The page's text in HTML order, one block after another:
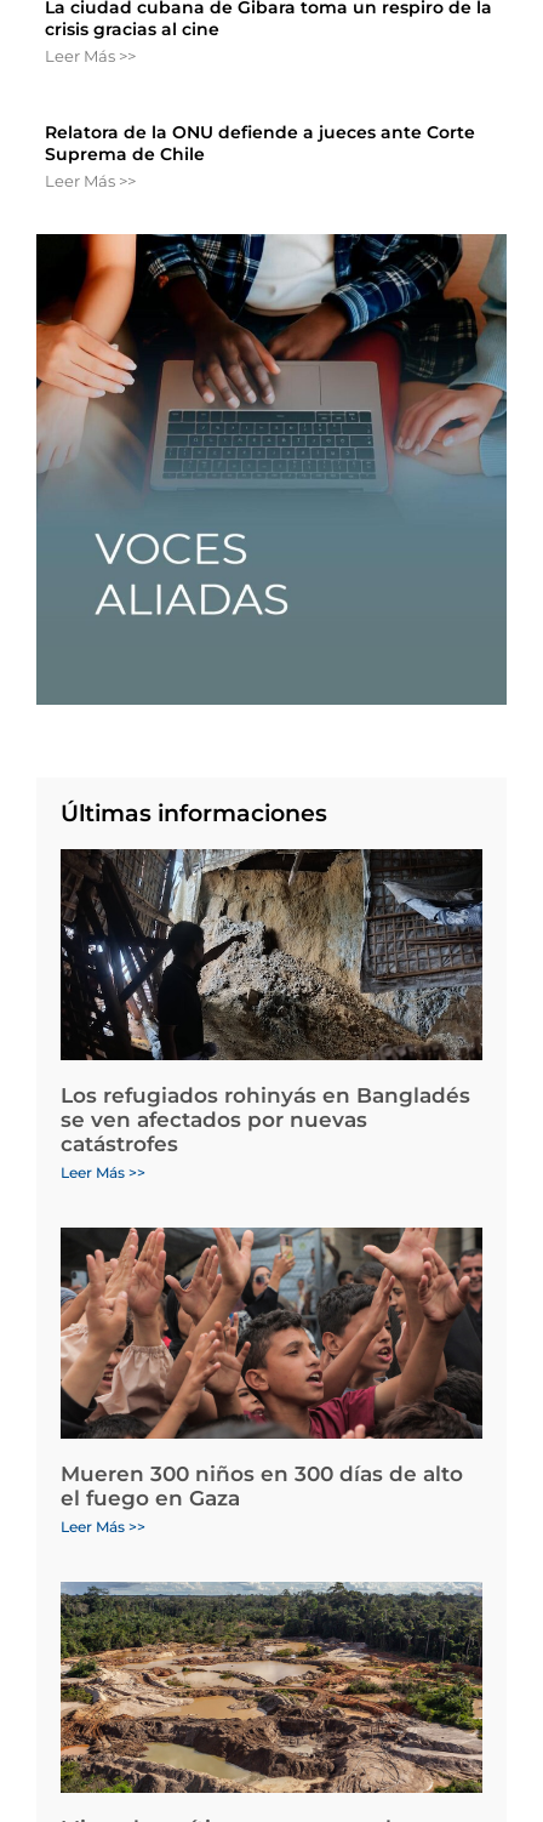
La ciudad cubana de Gibara toma un respiro de la
crisis gracias al cine
Leer Más >>
Relatora de la ONU defiende a jueces ante Corte
Suprema de Chile
Leer Más >>
Últimas informaciones
Los refugiados rohinyás en Bangladés
se ven afectados por nuevas
catástrofes
Leer Más >>
Mueren 300 niños en 300 días de alto
el fuego en Gaza
Leer Más >>